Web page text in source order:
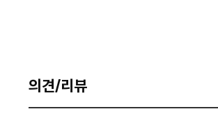
의견/리뷰